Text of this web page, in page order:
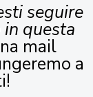
seguire
questa
mail
a